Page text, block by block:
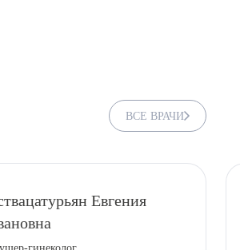
ВСЕ ВРАЧИ
Евгения